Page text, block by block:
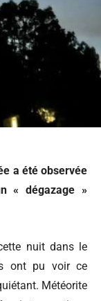
a été observée
« dégazage »
nuit dans le
ont pu voir ce
Météorite